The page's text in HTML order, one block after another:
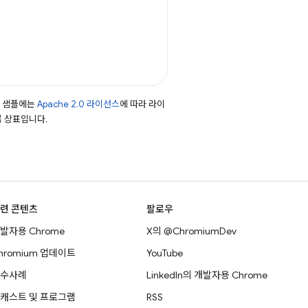
플에는 Apache 2.0 라이선스에 따라 라이
표입니다.
콘텐츠
자용 Chrome
업데이트
사례
스트 및 프로그램
팔로우
X의 @ChromiumDev
YouTube
LinkedIn의 개발자용 Chrome
RSS